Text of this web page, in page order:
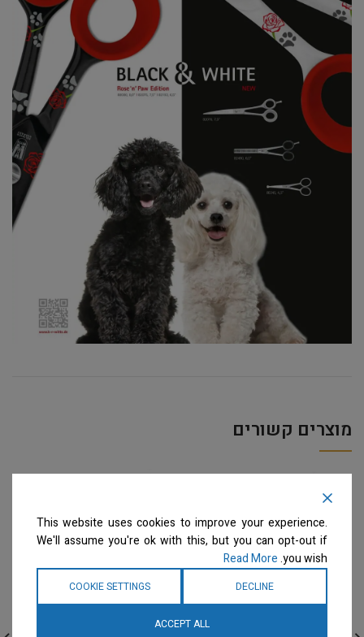
מוצרים קשורים
This website uses cookies to improve your experience.
We'll assume you're ok with this, but you can opt-out if
you wish.
Read More
DECLINE
COOKIE SETTINGS
ACCEPT ALL